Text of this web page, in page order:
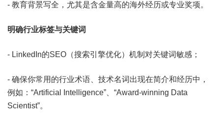
- 教育背景写全，尤其是含金量高的海外经历或专业奖项。
明确行业标签与关键词
- LinkedIn的SEO（搜索引擎优化）机制对关键词敏感；
- 确保你常用的行业术语、技术名词出现在简介和经历中，
例如：“Artificial Intelligence”、“Award-winning Data
Scientist”。